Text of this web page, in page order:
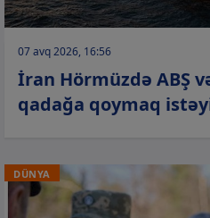
07 avq 2026, 16:56
İran Hörmüzdə ABŞ
qadağa qoymaq
DÜNYA